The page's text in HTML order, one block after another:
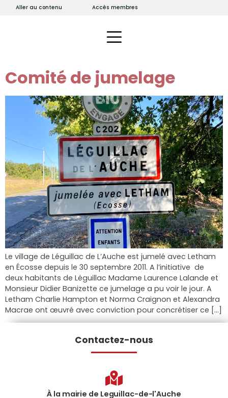
Aller au contenu Accès membres
Comité de jumelage
Le village de Léguillac de L’Auche est jumelé avec Letham
en Écosse depuis le 30 septembre 2011. A l’initiative de
deux habitants de Léguillac Madame Laurence Lalande et
Monsieur Didier Banizette ce jumelage a pu voir le jour. A
Letham Charlie Hampton et Norma Craignon et Alexandra
Macrae ont œuvré avec conviction pour concrétiser ce […]
Contactez-nous
À la mairie de Leguillac-de-l'Auche